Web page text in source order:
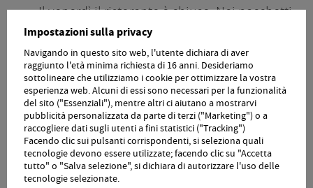
Il venerdì il ristorante è chiuso. Nei pacchetti
settimanali la mezza pensione è stata
calcolata solo per 6 cene.
RICHIEDI
PRENOTA
TORNA A PANORAMICA
Impostazioni sulla privacy
Navigando in questo sito web, l'utente dichiara di aver
raggiunto l'età minima richiesta di 16 anni. Desideriamo
sottolineare che utilizziamo i cookie per ottimizzare la vostra
esperienza web. Alcuni di essi sono necessari per la funzionalità
del sito ("Essenziali"), mentre altri ci aiutano a mostrarvi
pubblicità personalizzata da parte di terzi ("Marketing") o a
raccogliere dati sugli utenti a fini statistici ("Tracking")
Facendo clic sui pulsanti corrispondenti, si seleziona quali
tecnologie devono essere utilizzate; facendo clic su "Accetta
tutto" o "Salva selezione", si dichiara di autorizzare l'uso delle
tecnologie selezionate.